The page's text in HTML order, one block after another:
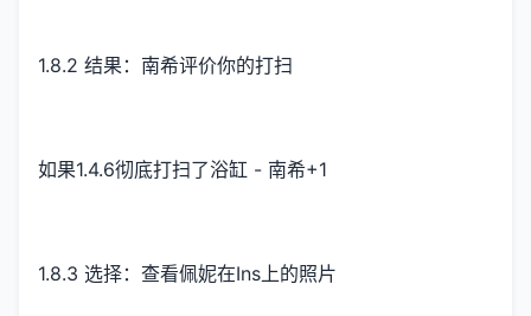
1.8.2 结果：南希评价你的打扫
如果1.4.6彻底打扫了浴缸 - 南希+1
1.8.3 选择：查看佩妮在Ins上的照片